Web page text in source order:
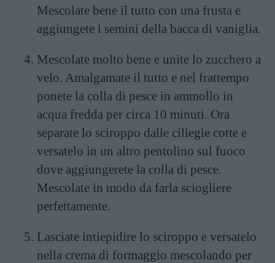
Mescolate bene il tutto con una frusta e
aggiungete i semini della bacca di vaniglia.
Mescolate molto bene e unite lo zucchero a
velo. Amalgamate il tutto e nel frattempo
ponete la colla di pesce in ammollo in
acqua fredda per circa 10 minuti. Ora
separate lo sciroppo dalle ciliegie cotte e
versatelo in un altro pentolino sul fuoco
dove aggiungerete la colla di pesce.
Mescolate in modo da farla sciogliere
perfettamente.
Lasciate intiepidire lo sciroppo e versatelo
nella crema di formaggio mescolando per